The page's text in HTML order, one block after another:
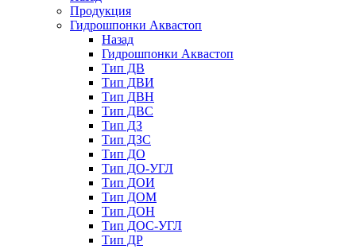
Продукция
Гидрошпонки Аквастоп
Назад
Гидрошпонки Аквастоп
Тип ДВ
Тип ДВИ
Тип ДВН
Тип ДВС
Тип ДЗ
Тип ДЗС
Тип ДО
Тип ДО-УГЛ
Тип ДОИ
Тип ДОМ
Тип ДОН
Тип ДОС-УГЛ
Тип ДР